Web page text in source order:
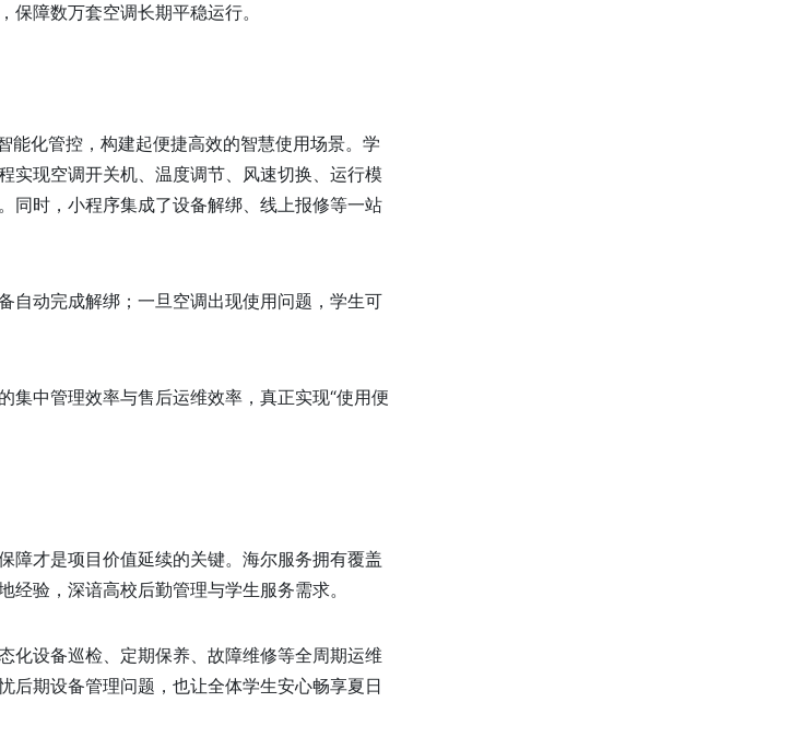
障数万套空调长期平稳运行。
能化管控，构建起便捷高效的智慧使用场景。学
实现空调开关机、温度调节、风速切换、运行模
同时，小程序集成了设备解绑、线上报修等一站
自动完成解绑；一旦空调出现使用问题，学生可
集中管理效率与售后运维效率，真正实现“使用便
障才是项目价值延续的关键。海尔服务拥有覆盖
验，深谙高校后勤管理与学生服务需求。
化设备巡检、定期保养、故障维修等全周期运维
后期设备管理问题，也让全体学生安心畅享夏日